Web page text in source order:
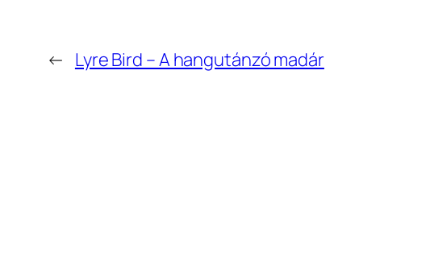
← Lyre Bird – A hangutánzó madár